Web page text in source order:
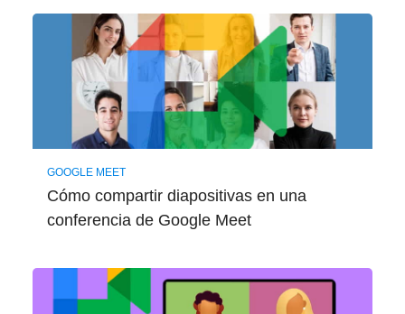
GOOGLE MEET
Cómo compartir diapositivas en una
conferencia de Google Meet